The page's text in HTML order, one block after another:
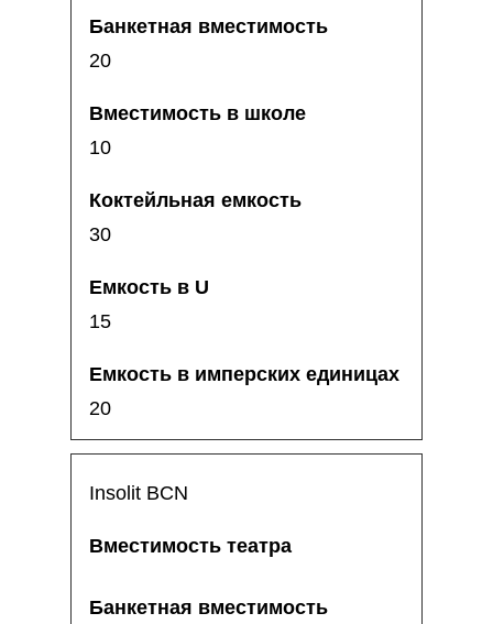
20
10
30
15
20
Insolit BCN